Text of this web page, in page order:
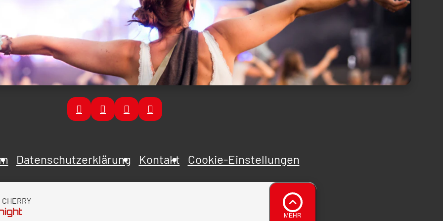
Datenschutzerklärung Kontakt Cookie-Einstellungen